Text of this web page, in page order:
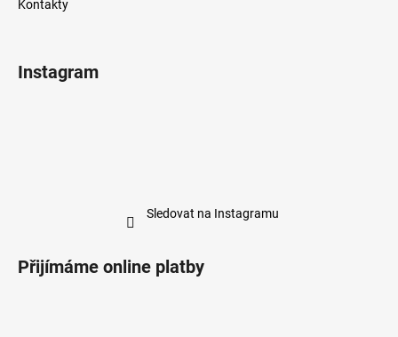
Kontakty
Instagram
Sledovat na Instagramu
Přijímáme online platby